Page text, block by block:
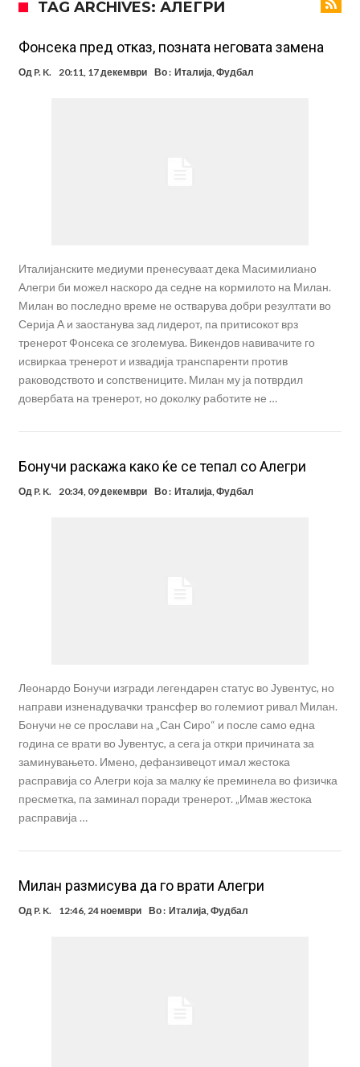
Спалети разбра каков проблем има во тимот на Јувентус, па
одлучи веднаш да реагира!
(Видео) „Лудило“ во Мадрид: Алварез се враќа во градот,
„шпионите“ веќе се појавија
Вардар остана без тренер: Фабијани замина од клупата на
TAG ARCHIVES: АЛЕГРИ
Фонсека пред отказ, позната неговата замена
Од P. K. 20:11, 17 декември Во : Италија Фудбал
Италијанските медиуми пренесуваат дека Масимилиано
Алегри би можел наскоро да седне на кормилото на Милан.
Милан во последно време не остварува добри резултати во
Серија А и заостанува зад лидерот, па притисокот врз
тренерот Фонсека се зголемува. Викендов навивачите го
исвиркаа тренерот и извадија транспаренти против
раководството и сопствениците. Милан му ја потврдил
довербата на тренерот, но доколку работите не …
Бонучи раскажа како ќе се тепал со Алегри
Од P. K. 20:34, 09 декември Во : Италија,Фудбал
Леонардо Бонучи изгради легендарен статус во Јувентус, но
направи изненадувачки трансфер во големиот ривал Милан.
Бонучи не се прослави на „Сан Сиро“ и после само една
година се врати во Јувентус, а сега ја откри причината за
заминувањето. Имено, дефанзивецот имал жестока
расправија со Алегри која за малку ќе преминела во физичка
пресметка, па заминал поради тренерот. „Имав жестока
расправија …
Милан размисува да го врати Алегри
Од P. K. 12:46, 24 ноември Во : Италија,Фудбал